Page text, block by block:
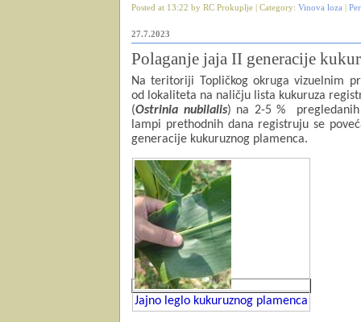
Posted at 13:22 by RC Prokuplje | Category: Vinova loza
27.7.2023
Polaganje jaja II generacije
Na teritoriji Topličkog okruga vizuelnim
od lokaliteta na naličju lista kukuruza
(Ostrinia nubilalis) na 2-5 %
lampi prethodnih dana registruju se
generacije kukuruznog plamenca.
Jajno leglo kukuruznog plamenca